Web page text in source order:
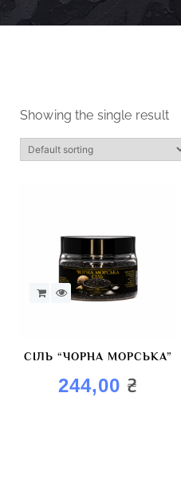
Showing the single result
СІЛЬ “ЧОРНА МОРСЬКА”
244,00 ₴